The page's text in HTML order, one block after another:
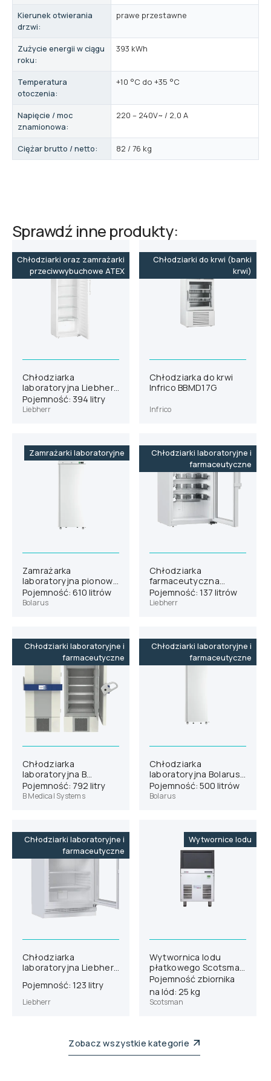
Kierunek otwierania
drzwi:
prawe przestawne
Zużycie energii w ciągu
roku:
393 kWh
Temperatura
otoczenia:
+10 °C do +35 °C
Napięcie / moc
znamionowa:
220 – 240V~ / 2,0 A
Ciężar brutto / netto: 82 / 76 kg
Sprawdź inne produkty:
Chłodziarki oraz zamrażarki
przeciwwybuchowe ATEX
Chłodziarka
laboratoryjna Liebherr
SRFfg 4001
Pojemność: 394 litry
Liebherr
Chłodziarki do krwi (banki
krwi)
Chłodziarka do krwi
Infrico BBMD17G
Infrico
Zamrażarki laboratoryjne
Zamrażarka
laboratoryjna pionowa
Bolarus SLM 700
Pojemność: 610 litrów
Bolarus
Chłodziarki laboratoryjne i
farmaceutyczne
Chłodziarka
farmaceutyczna
Liebherr HMTvh 1511
wersja H63
Pojemność: 137 litrów
Liebherr
Chłodziarki laboratoryjne i
farmaceutyczne
Chłodziarka
laboratoryjna B
Medical Systems L700
Pojemność: 792 litry
B Medical Systems
Chłodziarki laboratoryjne i
farmaceutyczne
Chłodziarka
laboratoryjna Bolarus
SLC 500
Pojemność: 500 litrów
Bolarus
Chłodziarki laboratoryjne i
farmaceutyczne
Chłodziarka
laboratoryjna Liebherr
Pojemność: 123 litry
Liebherr
Wytwornice lodu
Wytwornica lodu
płatkowego Scotsman
AF 80
Pojemność zbiornika
na lód: 25 kg
Scotsman
Zobacz wszystkie kategorie